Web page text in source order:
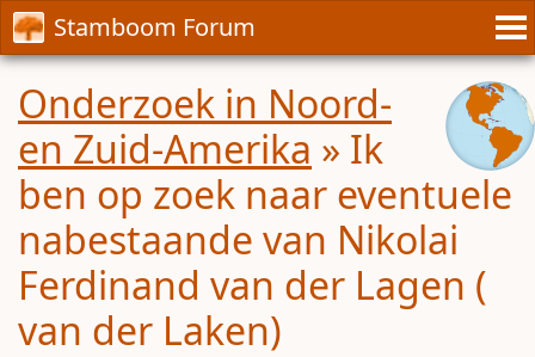
Stamboom Forum
Onderzoek in Noord-
en Zuid-Amerika » Ik
ben op zoek naar eventuele
nabestaande van Nikolai
Ferdinand van der Lagen (
van der Laken)